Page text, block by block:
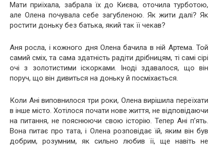
Мати приїхала, забрала їх до Києва, оточила турботою,
але Олена почувала себе загубленою. Як жити далі? Як
ростити доньку без батька, який так її чекав?
Аня росла, і кожного дня Олена бачила в ній Артема. Той
самий сміх, та сама здатність радіти дрібницям, ті самі сірі
очі з золотистими іскорками. Іноді здавалося, що він
поруч, що він дивиться на доньку й посміхається.
Коли Ані виповнилося три роки, Олена вирішила переїхати
в інше місто. Хотілося почати нове життя, не відповідаючи
на питання, не пояснюючи свою історію. Тепер Ані п’ять.
Вона питає про тата, і Олена розповідає їй, яким він був
добрим, розумним, як сильно любив її, ще навіть не